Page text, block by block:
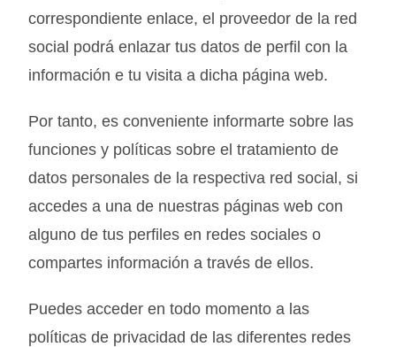
correspondiente enlace, el proveedor de la red
social podrá enlazar tus datos de perfil con la
información e tu visita a dicha página web.
Por tanto, es conveniente informarte sobre las
funciones y políticas sobre el tratamiento de
datos personales de la respectiva red social, si
accedes a una de nuestras páginas web con
alguno de tus perfiles en redes sociales o
compartes información a través de ellos.
Puedes acceder en todo momento a las
políticas de privacidad de las diferentes redes